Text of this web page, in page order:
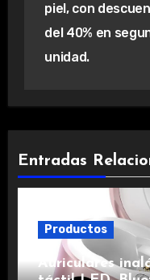
piel, con
del 40% en
unidad.
Entradas
Productos
Auriculares